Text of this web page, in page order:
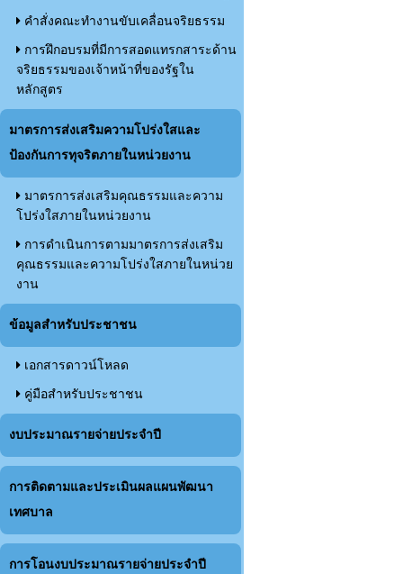
คำสั่งคณะทำงานขับเคลื่อนจริยธรรม
การฝึกอบรมที่มีการสอดแทรกสาระด้าน
จริยธรรมของเจ้าหน้าที่ของรัฐใน
หลักสูตร
มาตรการส่งเสริมความโปร่งใสและ
ป้องกันการทุจริตภายในหน่วยงาน
มาตรการส่งเสริมคุณธรรมและความ
โปร่งใสภายในหน่วยงาน
การดำเนินการตามมาตรการส่งเสริม
คุณธรรมและความโปร่งใสภายในหน่วย
งาน
ข้อมูลสำหรับประชาชน
เอกสารดาวน์โหลด
คู่มือสำหรับประชาชน
งบประมาณรายจ่ายประจำปี
การติดตามและประเมินผลแผนพัฒนา
เทศบาล
การโอนงบประมาณรายจ่ายประจำปี